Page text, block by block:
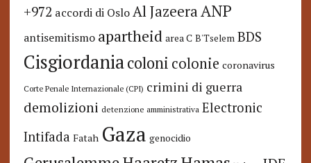
+972 accordi di Oslo Al JazeeraANP
antisemitismo apartheid area C B'Tselem BDS
Cisgiordaniacoloni colonie coronavirus
Corte Penale Internazionale (CPI) crimini di guerra
demolizioni detenzione amministrativa Electronic
Intifada Fatah Gaza genocidio